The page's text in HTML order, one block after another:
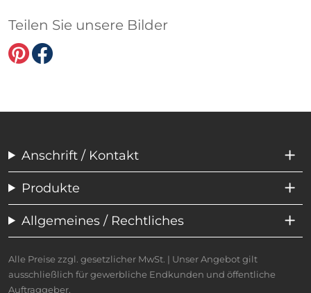
Teilen Sie unsere Bilder
Anschrift / Kontakt
Produkte
Allgemeines / Rechtliches
Alle Preise zzgl. gesetzlicher MwSt. | Unser Angebot gilt
ausschließlich für gewerbliche Endkunden und öffentliche
Auftraggeber.